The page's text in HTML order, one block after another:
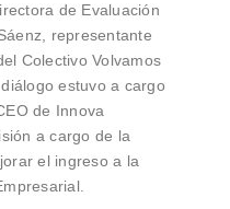
de Evaluación
representante
Colectivo Volvamos
estuvo a cargo
de Innova
a cargo de la
el ingreso a la